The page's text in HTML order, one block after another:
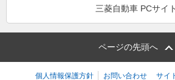
三菱自動車 PCサイト
ページの先頭へ
個人情報保護方針 お問い合わせ サイ